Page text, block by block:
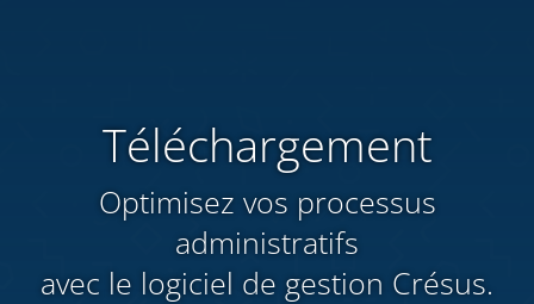
Téléchargement
Optimisez vos processus
administratifs
avec le logiciel de gestion Crésus.